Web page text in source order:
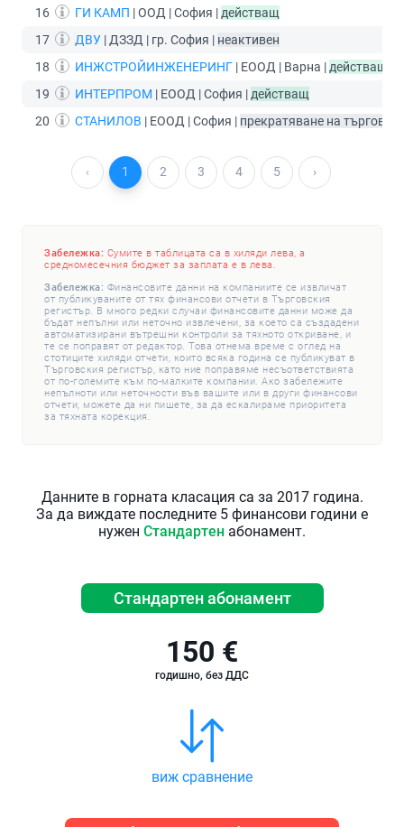
16
ГИ КАМП | ООД | София | действащ
17
ДВУ | ДЗЗД | гр. София | неактивен
18
ИНЖСТРОЙИНЖЕНЕРИНГ | ЕООД | Варна | действащ
19
ИНТЕРПРОМ | ЕООД | София | действащ
20
СТАНИЛОВ | ЕООД | София | прекратяване на
‹ 1 2 3 4 5 ›
Забележка: Сумите в таблицата са в хиляди лева, а
средномесечния бюджет за заплата е в лева.
Забележка: Финансовите данни на компаниите се извличат
от публикуваните от тях финансови отчети в Търговския
регистър. В много редки случаи финансовите данни може да
бъдат непълни или неточно извлечени, за което са създадени
автоматизирани вътрешни контроли за тяхното откриване, и
те се поправят от редактор. Това отнема време с оглед на
стотиците хиляди отчети, които всяка година се публикуват в
Търговския регистър, като ние поправяме несъответствията
от по-големите към по-малките компании. Ако забележите
непълноти или неточности във вашите или в други финансови
отчети, можете да ни пишете, за да ескалираме приоритета
за тяхната корекция.
Данните в горната класация са за 2017 година.
За да виждате последните 5 финансови години е
нужен Стандартен абонамент.
Стандартен абонамент
150 €
годишно, без ДДС
виж сравнение